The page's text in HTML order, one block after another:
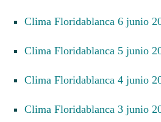
Clima Floridablanca 6 junio
Clima Floridablanca 5 junio
Clima Floridablanca 4 junio
Clima Floridablanca 3 junio